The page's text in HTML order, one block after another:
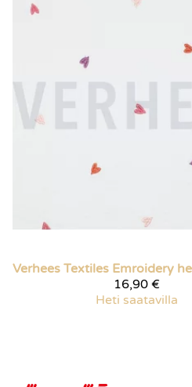
Verhees Textiles
16,90 €
Heti saatavilla